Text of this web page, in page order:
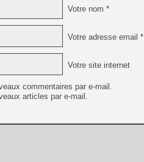
Votre nom *
Votre adresse email *
Votre site internet
commentaires par e-mail.
articles par e-mail.